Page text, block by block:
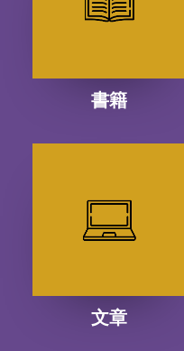
書籍
文章